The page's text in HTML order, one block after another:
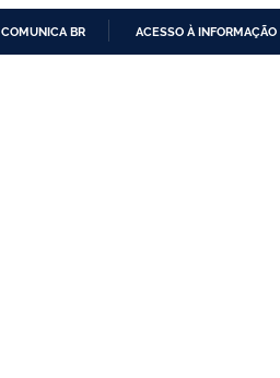
COMUNICA BR ACESSO À INFORMAÇÃO